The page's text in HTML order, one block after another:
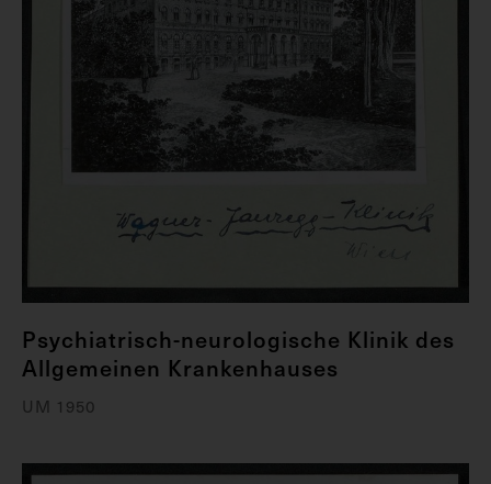
Psychiatrisch-neurologische Klinik des
Allgemeinen Krankenhauses
UM 1950